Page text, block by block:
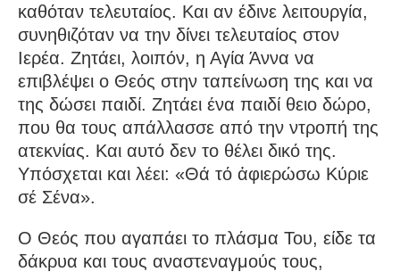
καθόταν τελευταίος. Και αν έδινε λειτουργία,
συνηθιζόταν να την δίνει τελευταίος στον
Ιερέα. Ζητάει, λοιπόν, η Αγία Άννα να
επιβλέψει ο Θεός στην ταπείνωση της και να
της δώσει παιδί. Ζητάει ένα παιδί θειο δώρο,
που θα τους απάλλασσε από την ντροπή της
ατεκνίας. Και αυτό δεν το θέλει δικό της.
Υπόσχεται και λέει: «Θά τό ἀφιερώσω Κύριε
σέ Σένα».
Ο Θεός που αγαπάει το πλάσμα Του, είδε τα
δάκρυα και τους αναστεναγμούς τους,